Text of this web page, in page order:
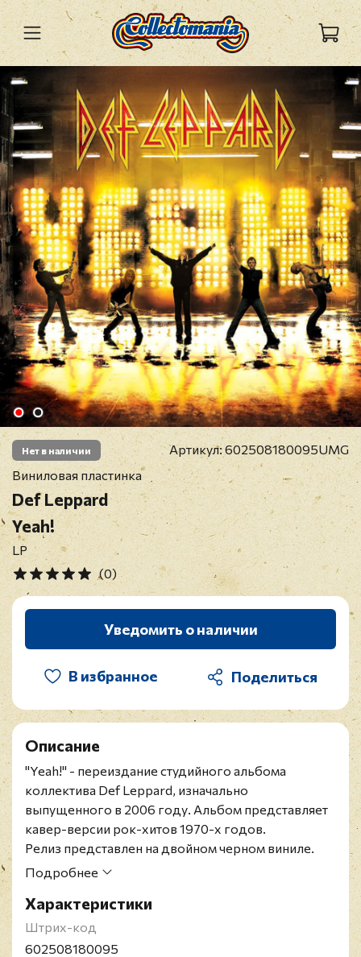
Нет в наличии Артикул:602508180095UMG
Виниловая пластинка
Def Leppard
Yeah!
LP
(0)
Уведомить о наличии
В избранное
Описание
"Yeah!" - переиздание студийного альбома
коллектива Def Leppard, изначально
выпущенного в 2006 году. Альбом представляет
кавер-версии рок-хитов 1970-х годов.
Релиз представлен на двойном черном виниле.
Def Leppard - британская рок-группа из
году. Их стилевая манера с годами претерпела
ряд изменений, двигаясь от хард-рока к глэм-
металу. Def Leppard дебютировали как
Подробнее
Характеристики
Штрих-код
602508180095